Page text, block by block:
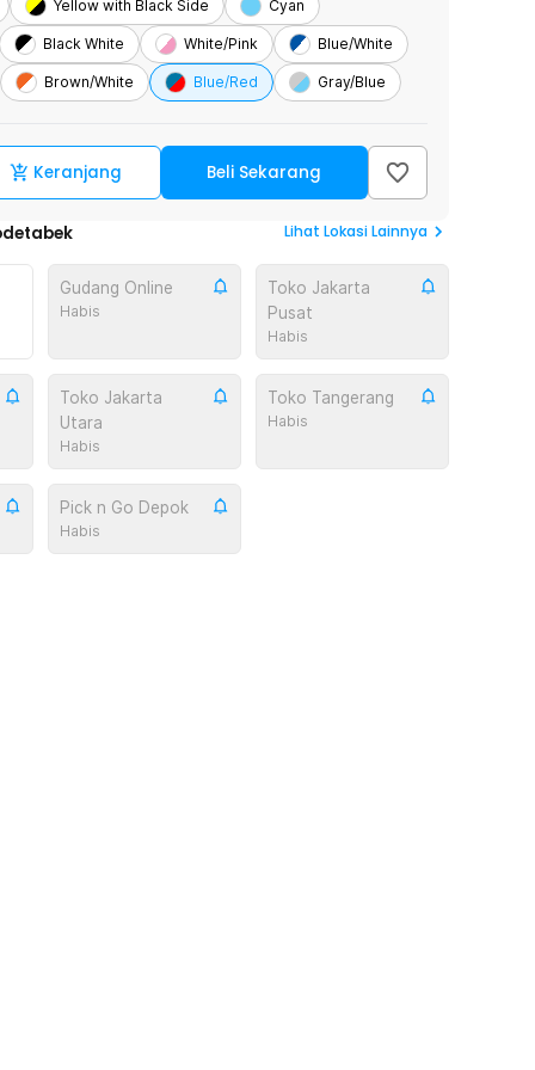
Yellow with Black Side Cyan
Black White White/Pink Blue/White
Brown/White Blue/Red Gray/Blue
Keranjang Beli Sekarang
Lihat Lokasi Lainnya
Gudang Online
Habis
Toko Jakarta
Pusat
Habis
Toko Jakarta
Utara
Habis
Toko Tangerang
Habis
Pick n Go Depok
Habis